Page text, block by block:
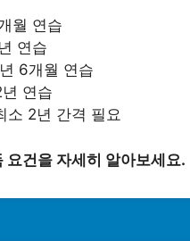
월 연습
연습
6개월 연습
연습
소 2년 간격 필요
요건을 자세히 알아보세요.